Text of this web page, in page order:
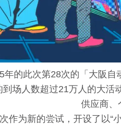
年的此次第28次的「大阪
到场人数超过21万人的大活
供应商、
作为新的尝试，开设了以“